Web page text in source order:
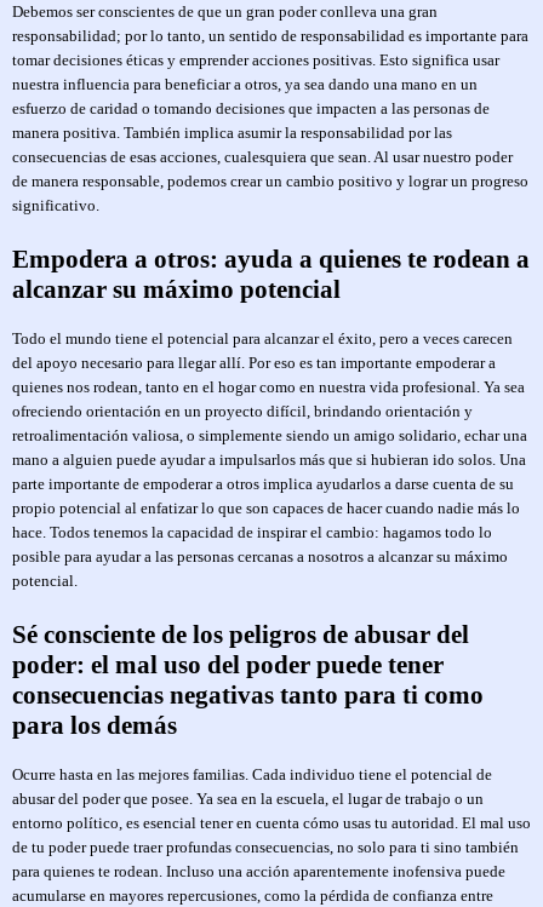
Debemos ser conscientes de que un gran poder conlleva una gran
responsabilidad; por lo tanto, un sentido de responsabilidad es importante para
tomar decisiones éticas y emprender acciones positivas. Esto significa usar
nuestra influencia para beneficiar a otros, ya sea dando una mano en un
esfuerzo de caridad o tomando decisiones que impacten a las personas de
manera positiva. También implica asumir la responsabilidad por las
consecuencias de esas acciones, cualesquiera que sean. Al usar nuestro poder
de manera responsable, podemos crear un cambio positivo y lograr un progreso
significativo.
Empodera a otros: ayuda a quienes te rodean a
alcanzar su máximo potencial
Todo el mundo tiene el potencial para alcanzar el éxito, pero a veces carecen
del apoyo necesario para llegar allí. Por eso es tan importante empoderar a
quienes nos rodean, tanto en el hogar como en nuestra vida profesional. Ya sea
ofreciendo orientación en un proyecto difícil, brindando orientación y
retroalimentación valiosa, o simplemente siendo un amigo solidario, echar una
mano a alguien puede ayudar a impulsarlos más que si hubieran ido solos. Una
parte importante de empoderar a otros implica ayudarlos a darse cuenta de su
propio potencial al enfatizar lo que son capaces de hacer cuando nadie más lo
hace. Todos tenemos la capacidad de inspirar el cambio: hagamos todo lo
posible para ayudar a las personas cercanas a nosotros a alcanzar su máximo
potencial.
Sé consciente de los peligros de abusar del
poder: el mal uso del poder puede tener
consecuencias negativas tanto para ti como
para los demás
Ocurre hasta en las mejores familias. Cada individuo tiene el potencial de
abusar del poder que posee. Ya sea en la escuela, el lugar de trabajo o un
entorno político, es esencial tener en cuenta cómo usas tu autoridad. El mal uso
de tu poder puede traer profundas consecuencias, no solo para ti sino también
para quienes te rodean. Incluso una acción aparentemente inofensiva puede
acumularse en mayores repercusiones, como la pérdida de confianza entre